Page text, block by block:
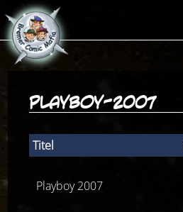
playboy-2007
Titel
Playboy 2007